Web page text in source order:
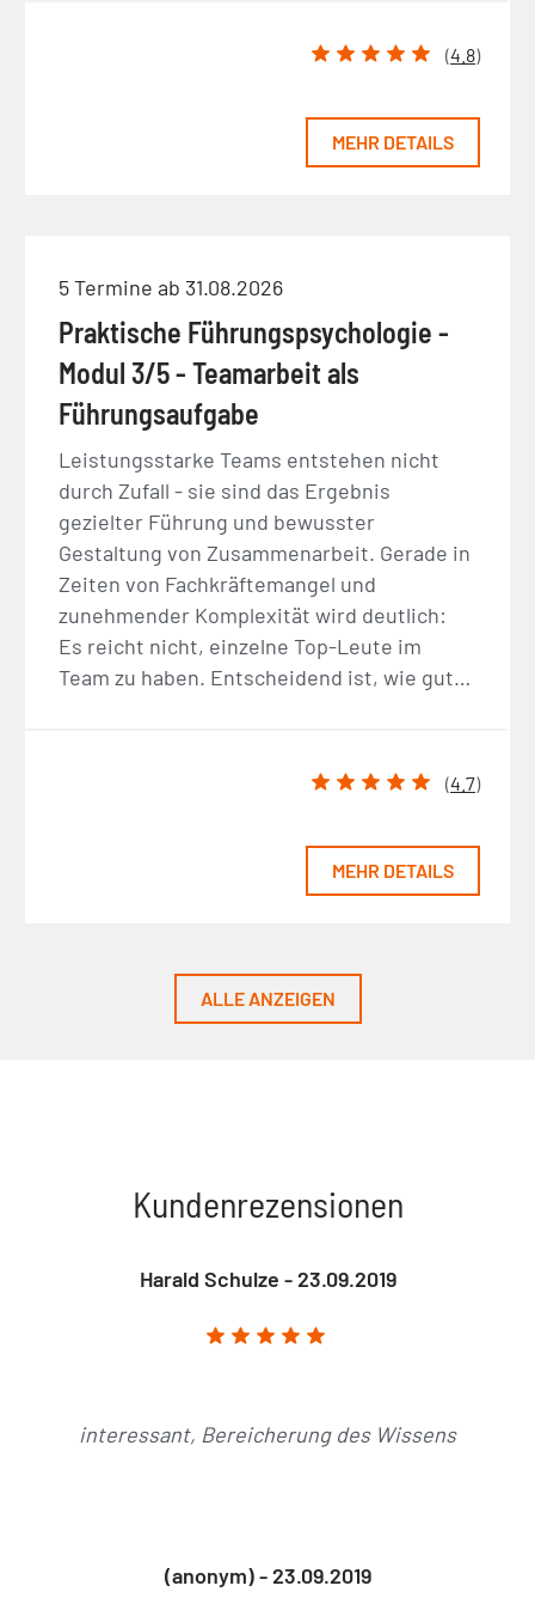
(4.8)
MEHR DETAILS
5 Termine ab 31.08.2026
Praktische Führungspsychologie -
Modul 3/5 - Teamarbeit als
Führungsaufgabe
Leistungsstarke Teams entstehen nicht
durch Zufall - sie sind das Ergebnis
gezielter Führung und bewusster
Gestaltung von Zusammenarbeit. Gerade in
Zeiten von Fachkräftemangel und
zunehmender Komplexität wird deutlich:
Es reicht nicht, einzelne Top-Leute im
Team zu haben. Entscheidend ist, wie gut…
(4.7)
MEHR DETAILS
ALLE ANZEIGEN
Kundenrezensionen
Harald Schulze - 23.09.2019
interessant, Bereicherung des Wissens
(anonym) - 23.09.2019